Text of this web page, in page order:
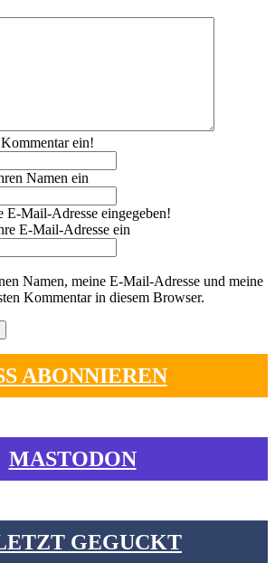
ein!
Namen ein
E-Mail-Adresse eingegeben!
E-Mail-Adresse ein
Namen, meine E-Mail-Adresse und meine
Kommentar in diesem Browser.
ABONNIEREN
MASTODON
GEGUCKT